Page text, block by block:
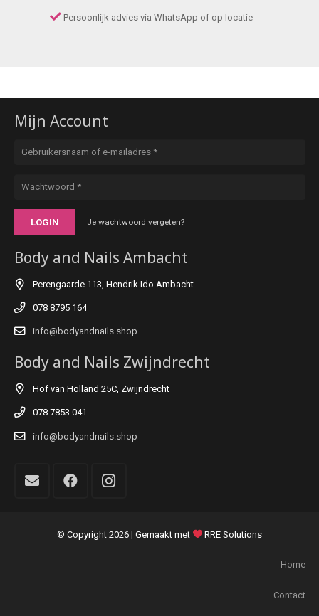
Persoonlijk advies via WhatsApp of op locatie
Mijn Account
LOGIN Je wachtwoord vergeten?
Body and Nails Ambacht
Perengaarde 113, Hendrik Ido Ambacht
078 8795 164
info@bodyandnails.shop
Body and Nails Zwijndrecht
Hof van Holland 25C, Zwijndrecht
078 7853 041
info@bodyandnails.shop
© Copyright 2026 | Gemaakt met RRE Solutions
Home
Contact